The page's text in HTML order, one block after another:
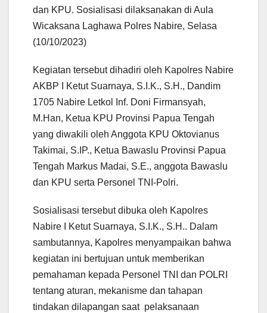
dan KPU. Sosialisasi dilaksanakan di Aula
Wicaksana Laghawa Polres Nabire, Selasa
(10/10/2023)
Kegiatan tersebut dihadiri oleh Kapolres Nabire
AKBP I Ketut Suarnaya, S.I.K., S.H., Dandim
1705 Nabire Letkol Inf. Doni Firmansyah,
M.Han, Ketua KPU Provinsi Papua Tengah
yang diwakili oleh Anggota KPU Oktovianus
Takimai, S.IP., Ketua Bawaslu Provinsi Papua
Tengah Markus Madai, S.E., anggota Bawaslu
dan KPU serta Personel TNI-Polri.
Sosialisasi tersebut dibuka oleh Kapolres
Nabire I Ketut Suarnaya, S.I.K., S.H.. Dalam
sambutannya, Kapolres menyampaikan bahwa
kegiatan ini bertujuan untuk memberikan
pemahaman kepada Personel TNI dan POLRI
tentang aturan, mekanisme dan tahapan
tindakan dilapangan saat pelaksanaan